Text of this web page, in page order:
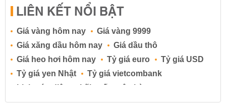
LIÊN KẾT NỔI BẬT
Giá vàng hôm nay
Giá vàng 9999
Giá xăng dầu hôm nay
Giá dầu thô
Giá heo hơi hôm nay
Tỷ giá euro
Tỷ giá USD
Tỷ giá yen Nhật
Tỷ giá vietcombank
Lịch cúp điện
Lãi suất ngân hàng
Lãi suất tiết kiệm
Lãi suất tiền gửi